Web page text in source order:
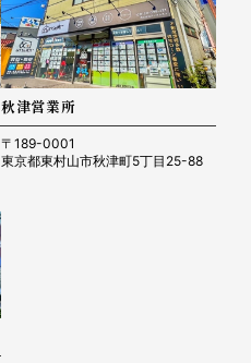
秋津営業所
〒189-0001
東京都東村山市秋津町5丁目25-88